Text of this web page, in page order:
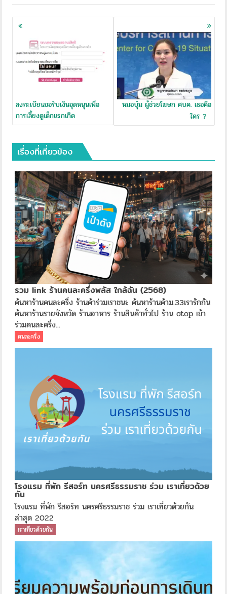
Posts
navigation
ลงทะเบียนขอรับเงินอุดหนุนเพื่อ
การเลี้ยงดูเด็กแรกเกิด
หมอบุ๋ม ผู้ช่วยโฆษก ศบค. เธอคือ
ใคร ?
เรื่องที่เกี่ยวข้อง
รวม link ร้านคนละครึ่งพลัส ใกล้ฉัน (2568)
ค้นหาร้านคนละครี่ง ร้านค้าร่วมเราชนะ ค้นหาร้านค้าม.33เรารักกัน
ค้นหาร้านรายจังหวัด ร้านอาหาร ร้านสินค้าทั่วไป ร้าน otop เข้า
ร่วมคนละครึ่ง...
คนละครึ่ง
โรงแรม ที่พัก รีสอร์ท นครศรีธรรมราช ร่วม เราเที่ยวด้วย
กัน
โรงแรม ที่พัก รีสอร์ท นครศรีธรรมราช ร่วม เราเที่ยวด้วยกัน
ล่าสุด 2022
เราเที่ยวด้วยกัน